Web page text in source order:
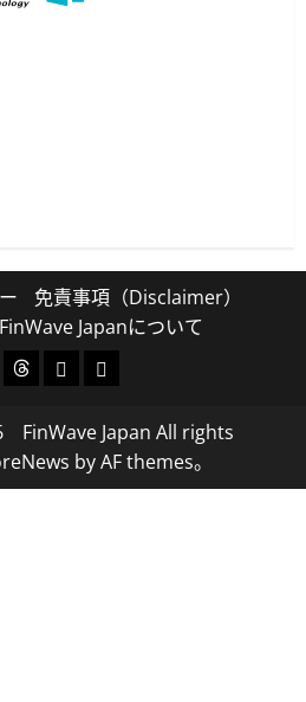
免責事項（Disclaimer）
FinWave Japanについて
ThreadsBlueskyMastodon
FinWave Japan All rights
by AF themes。